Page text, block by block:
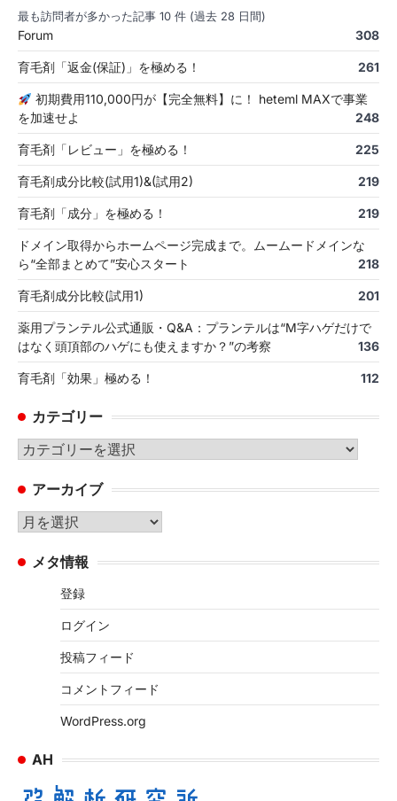
最も訪問者が多かった記事 10 件 (過去 28 日間)
Forum 308
育毛剤「返金(保証)」を極める！ 261
初期費用110,000円が【完全無料】に！ heteml MAXで事業
を加速せよ
248
育毛剤「レビュー」を極める！ 225
育毛剤成分比較(試用1)&(試用2) 219
育毛剤「成分」を極める！ 219
ドメイン取得からホームページ完成まで。ムームードメインな
ら“全部まとめて”安心スタート
218
育毛剤成分比較(試用1) 201
薬用プランテル公式通販・Q&A：プランテルは“M字ハゲだけで
はなく頭頂部のハゲにも使えますか？”の考察
136
育毛剤「効果」極める！ 112
カテゴリー
カ
ゴ
リ
ー
アーカイブ
ア
カ メタ情報
登録
ログイン
投稿フィード
コメントフィード
WordPress.org
AH